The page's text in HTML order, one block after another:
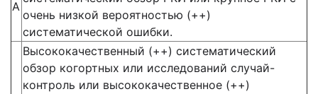
А
очень низкой вероятностью (++)
систематической ошибки.
Высококачественный (++) систематический
обзор когортных или исследований случай-
контроль или высококачественное (++)